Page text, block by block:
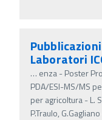
Laboratori
… enza - Poster
PDA/ESI-MS/MS
per agricoltura - L.
P.Traulo,